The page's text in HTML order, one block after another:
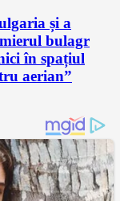
și a
bulagr
în spațiul
aerian”